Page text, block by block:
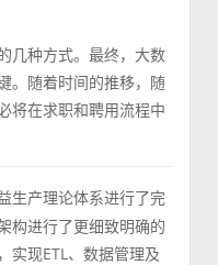
几种方式。最终，大数
。随着时间的推移，随
将在求职和聘用流程中
生产理论体系进行了完
构进行了更细致明确的
，实现ETL、数据管理及